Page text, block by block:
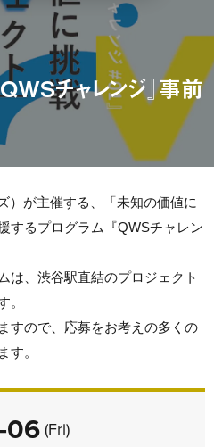
チャレンジ』事前
）が主催する、「未知の価値に
するプログラム『QWSチャレン
は、渋谷駅直結のプロジェクト
。
すので、応募をお考えの多くの
す。
06 (Fri)